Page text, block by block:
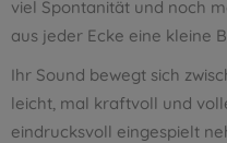
viel Spontanität und noch
aus jeder Ecke eine kleine
Ihr Sound bewegt sich
leicht, mal kraftvoll und
eindrucksvoll eingespielt